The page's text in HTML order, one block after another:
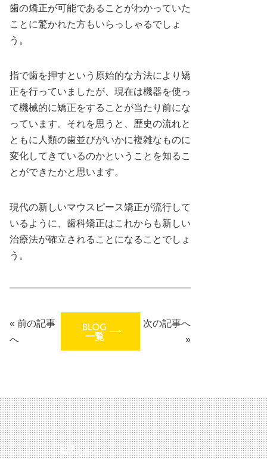
歯の矯正が可能であることがわかっていた
ことに驚かれた方もいらっしゃるでしょ
う。
指で歯を押すという原始的な方法により矯
正を行っていましたが、現在は機器を使っ
て機械的に矯正をすることが当たり前にな
っています。それを思うと、歴史の流れと
ともに人類の歯並びがいかに複雑なものに
変化してきているのかということを知るこ
とができたかと思います。
現代の新しいマウスピース矯正が流行して
いるように、歯科矯正はこれからも新しい
治療法が確立されることになることでしょ
う。
« 前の記事
へ
BLOG
一覧
次の記事へ
»